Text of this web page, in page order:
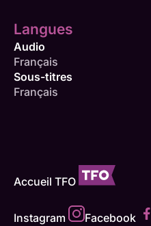
Langues
Audio
Français
Sous-titres
Français
Accueil TFO
Instagram Facebook